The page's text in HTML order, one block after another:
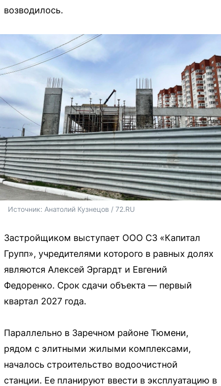
возводилось.
Источник: Анатолий Кузнецов / 72.RU
Застройщиком выступает ООО СЗ «Капитал
Групп», учредителями которого в равных долях
являются Алексей Эргардт и Евгений
Федоренко. Срок сдачи объекта — первый
квартал 2027 года.
Параллельно в Заречном районе Тюмени,
рядом с элитными жилыми комплексами,
началось строительство водоочистной
станции. Ее планируют ввести в эксплуатацию в